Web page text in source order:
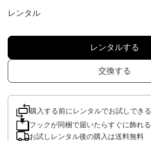
レンタル
レンタルする
交換する
購入する前にレンタルでお試しできる
フックが同梱で届いたらすぐに飾れる
お試しレンタル後の購入は送料無料